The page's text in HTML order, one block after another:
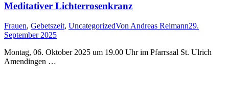
Meditativer Lichterrosenkranz
Frauen, Gebetszeit, UncategorizedVon Andreas Reimann29.
September 2025
Montag, 06. Oktober 2025 um 19.00 Uhr im Pfarrsaal St. Ulrich
Amendingen …